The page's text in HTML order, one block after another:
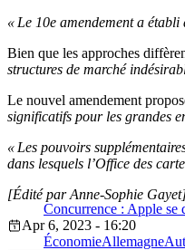
« Le 10e amendement a
Bien que les approches
structures de marché
Le nouvel amendement
significatifs pour les grandes
« Les pouvoirs
dans lesquels l’Office des
Concurrence : Apple se
[Édité par Anne-Sophie
Apr 6, 2023 - 16:20
ÉconomieAllemagne